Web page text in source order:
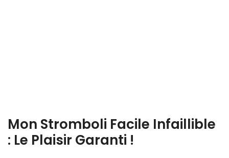
Mon Stromboli Facile Infaillible
: Le Plaisir Garanti !